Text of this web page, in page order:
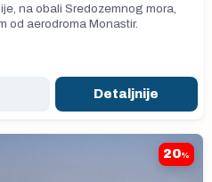
na obali Sredozemnog mora,
od aerodroma Monastir.
Detaljnije
20%